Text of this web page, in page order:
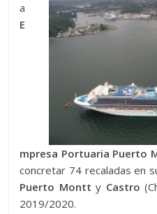
a
E
mpresa Portuaria Puerto
concretar 74 recaladas en
Puerto Montt y Castro
2019/2020.